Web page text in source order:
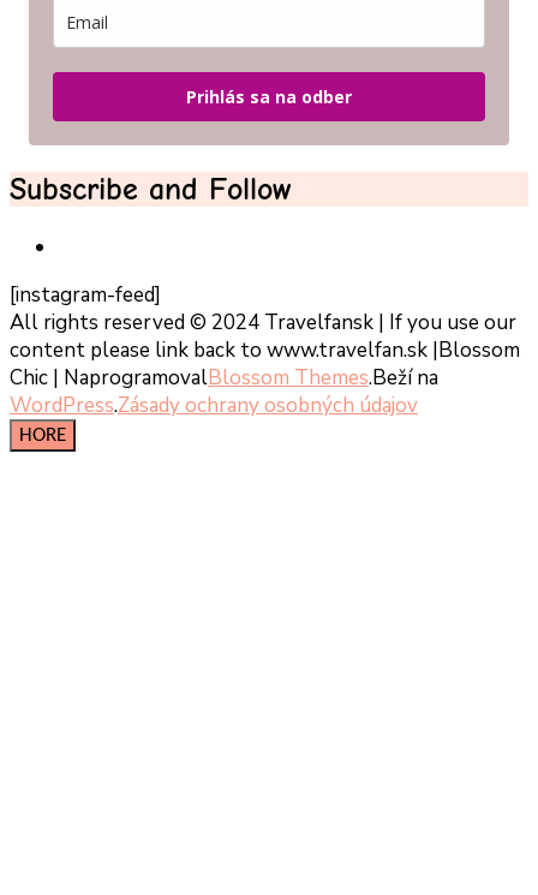
Prihlás sa na odber
Subscribe and Follow
[instagram-feed]
All rights reserved © 2024 Travelfansk | If you use our
content please link back to www.travelfan.sk |Blossom
Chic | NaprogramovalBlossom Themes.Beží na
WordPress.Zásady ochrany osobných údajov
HORE